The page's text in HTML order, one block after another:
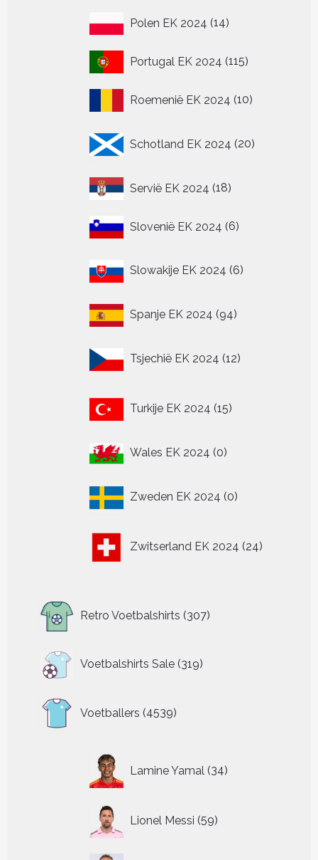
Polen EK 2024 1414
Portugal EK 2024 115115
Roemenië EK 2024 1010
Schotland EK 2024 20
producten
Servië EK 2024 1818
Slovenië EK 2024 66
Slowakije EK 2024 6
producten
Spanje EK 2024 9494
Tsjechië EK 2024 12
producten
Turkije EK 2024 15
producten
Wales EK 2024 00
Zweden EK 2024 0
producten
Zwitserland EK 2024 24
producten
Retro Voetbalshirts 307
producten
Voetbalshirts Sale 319
319
Voetballers 4539
producten
Lamine Yamal 34
producten
Lionel Messi 59
producten